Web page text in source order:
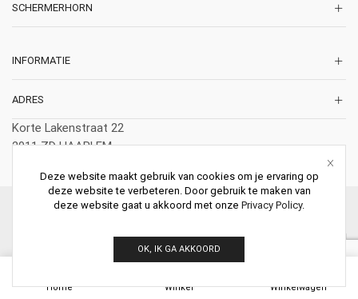
SCHERMERHORN
INFORMATIE
ADRES
Korte Lakenstraat 22
2011 ZD HAARLEM
© 2026 Schermerhorn Antieke Schouwen. All Rights Reserved.
Home Winkel Winkelwagen
Deze website maakt gebruik van cookies om je ervaring op
deze website te verbeteren. Door gebruik te maken van
deze website gaat u akkoord met onze Privacy Policy.
OK, IK GA AKKOORD